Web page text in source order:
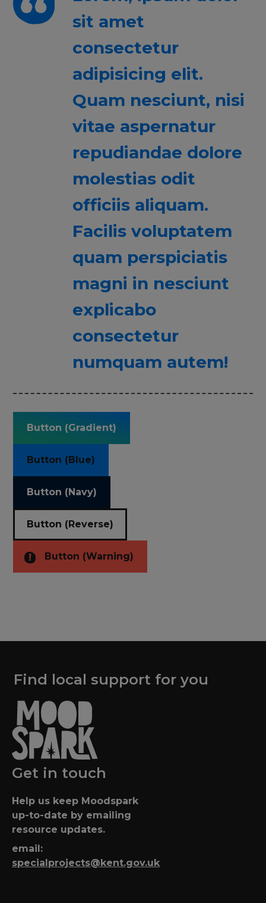
sit amet
consectetur
adipisicing elit.
Quam nesciunt, nisi
vitae aspernatur
repudiandae dolore
molestias odit
officiis aliquam.
Facilis voluptatem
quam perspiciatis
magni in nesciunt
explicabo
consectetur
numquam autem!
Button (Gradient)
Button (Blue)
Button (Navy)
Button (Reverse)
Button (Warning)
Find local support for you
Get in touch
Help us keep Moodspark
up-to-date by emailing
resource updates.
email:
specialprojects@kent.gov.uk